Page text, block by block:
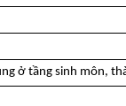
ở tầng sinh môn,